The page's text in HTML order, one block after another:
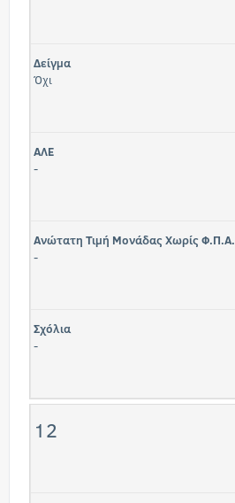
Δείγμα
Όχι
ΑΛΕ
-
Ανώτατη Τιμή Μονάδας Χωρίς Φ.Π.Α.
-
Σχόλια
-
12